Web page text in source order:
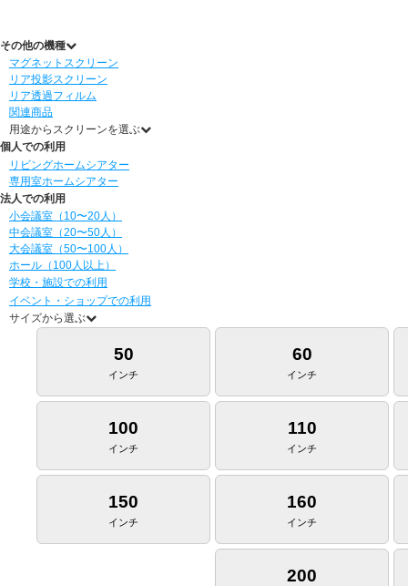
その他の機種
マグネットスクリーン
リア投影スクリーン
リア透過フィルム
関連商品
用途からスクリーンを選ぶ
個人での利用
リビングホームシアター
専用室ホームシアター
法人での利用
小会議室（10〜20人）
中会議室（20〜50人）
大会議室（50〜100人）
ホール（100人以上）
学校・施設での利用
イベント・ショップでの利用
サイズから選ぶ
50
インチ
60
インチ
100
インチ
110
インチ
150
インチ
160
インチ
200